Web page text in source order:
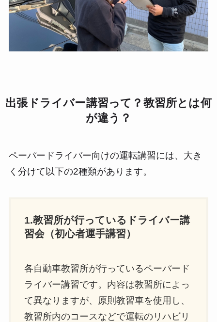
出張ドライバー講習って？教習所とは何
が違う？
ペーパードライバー向けの運転講習には、大き
く分けて以下の2種類があります。
1.教習所が行っているドライバー講
習会（初心者運手講習）
各自動車教習所が行っているペーパード
ライバー講習です。内容は教習所によっ
て異なりますが、原則教習車を使用し、
教習所内のコースなどで運転のリハビリ